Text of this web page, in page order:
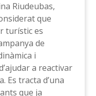
Riudeubas,
que
turístic es
de
i
a reactivar
Es tracta d’una
que ja